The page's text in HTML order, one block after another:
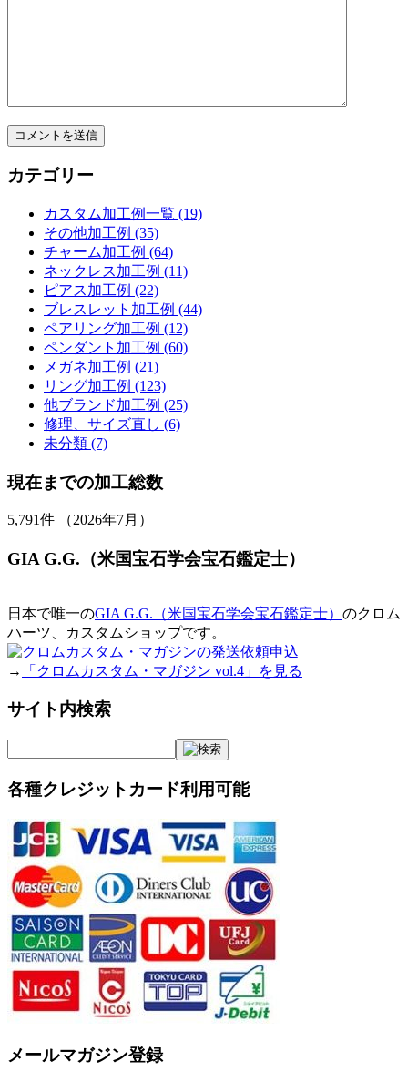
カテゴリー
カスタム加工例一覧 (19)
その他加工例 (35)
チャーム加工例 (64)
ネックレス加工例 (11)
ピアス加工例 (22)
ブレスレット加工例 (44)
ペアリング加工例 (12)
ペンダント加工例 (60)
メガネ加工例 (21)
リング加工例 (123)
他ブランド加工例 (25)
修理、サイズ直し (6)
未分類 (7)
現在までの加工総数
5,791件 （2026年7月）
GIA G.G.（米国宝石学会宝石鑑定士）
日本で唯一のGIA G.G.（米国宝石学会宝石鑑定士） のクロム
ハーツ、カスタムショップです。
→ 「クロムカスタム・マガジン vol.4」を見る
サイト内検索
各種クレジットカード利用可能
メールマガジン登録